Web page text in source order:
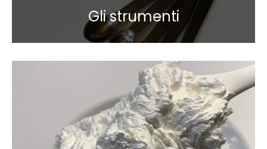
Gli strumenti